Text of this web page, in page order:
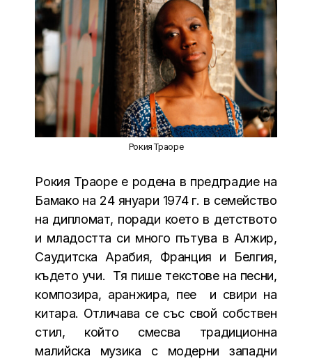
Рокия Траоре
Рокия Траоре е родена в предградие на
Бамако на 24 януари 1974 г. в семейство
на дипломат, поради което в детството
и младостта си много пътува в Алжир,
Саудитска Арабия, Франция и Белгия,
където учи. Тя пише текстове на песни,
композира, аранжира, пее и свири на
китара. Отличава се със свой собствен
стил, който смесва традиционна
малийска музика с модерни западни